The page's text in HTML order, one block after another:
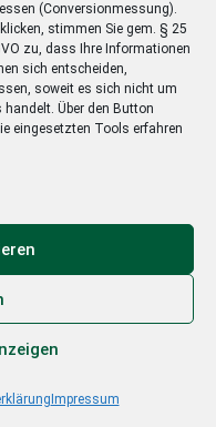
(Conversionmessung).
stimmen Sie gem. § 25
zu, dass Ihre Informationen
sich entscheiden,
soweit es sich nicht um
Über den Button
eingesetzten Tools erfahren
Impressum
nicht
zum Preis von
Zeitung